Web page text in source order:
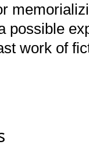
possible
work of